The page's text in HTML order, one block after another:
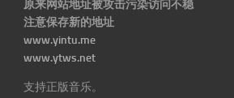
原来网站地址被攻击污染访问不稳
注意保存新的地址
www.yintu.me
www.ytws.net
支持正版音乐。